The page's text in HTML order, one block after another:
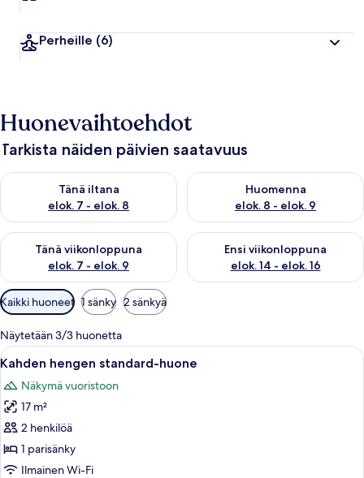
Perheille (6)
Huonevaihtoehdot
Tarkista näiden päivien saatavuus
Tänä iltana
elok. 7 - elok. 8
Tarkista tämän illan saatavuus elok. 7 - elok. 8
Huomenna
elok. 8 - elok. 9
Tarkista huomisen saatavuus
Tänä viikonloppuna
elok. 7 - elok. 9
Tarkista tämän viikonlopun saatavuus elok. 7 - elok. 9
Ensi viikonloppuna
elok. 14 - elok. 16
Tarkista ensi viikonlopun
Huoneille
saatavilla
olevia
suodattimia
Kaikki huoneet 1 sänky 2 sänkyä
Näytetään 3/3 huonetta
Avaa
kaikki
huonetyypin
Kahden
hengen
standard-
huone
Makuuhuoneessa on puinen sänky,
2
Kahden hengen standard-huone
Näkymä vuoristoon
17 m²
2 henkilöä
1 parisänky
Ilmainen Wi-Fi